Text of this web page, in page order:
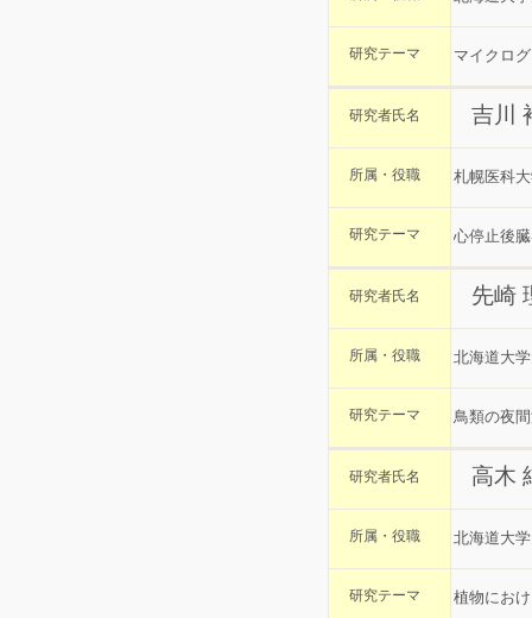
研究テーマ マイクロ
研究者氏名 吉川
所属・役職 札幌医科
研究テーマ 心停止後
研究者氏名 先崎
所属・役職 北海道大
研究テーマ 鳥類の夜
研究者氏名 高木
所属・役職 北海道大
研究テーマ 植物にお